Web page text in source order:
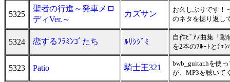
5325
聖者の行進～発車メロ
ディVer.～
カズサン
お久しぶりです！
のネタを掘り返し
5324 恋するﾌﾗﾐﾝｺﾞたち ﾙﾘｼｼﾞﾐ
自作ﾋﾟｱﾉ曲集「動
を2本のﾌﾙｰﾄとﾁｪ
5323 Patio 騎士王321
bwb_guitar.hを使
が、MP3を聴いて